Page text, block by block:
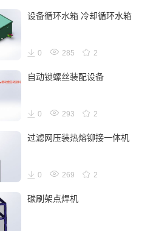
设备循环水箱 冷却循环水箱
0 285 2
自动锁螺丝装配设备
0 293 2
过滤网压装热熔铆接一体机
0 269 2
碳刷架点焊机